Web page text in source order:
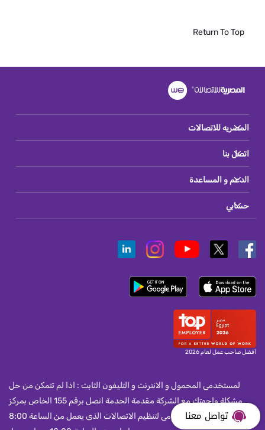
Return To Top
المصريه للاتصالات
اتصل بنا
الدعم و المساعدة
حسابي
أفضل صاحب عمل لعام 2026
لمستخدمى المحمول و الانترنت و التليفون الثابت : اذا لم تتمكن من حل
مشكلة واجهتك مع الشركة مقدمة الخدمة اتصل برقم 155 الخاص بمركز
خدمة العملاء بالجهاز القومى لتنظيم الاتصالات الذى يعمل من الساعة 8:00
تواصل معنا